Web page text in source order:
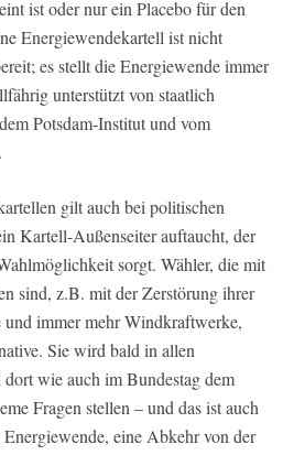
ist oder nur ein Placebo für den
Energiewendekartell ist nicht
es stellt die Energiewende immer
unterstützt von staatlich
Potsdam-Institut und vom
gilt auch bei politischen
Kartell-Außenseiter auftaucht, der
sorgt. Wähler, die mit
sind, z.B. mit der Zerstörung ihrer
immer mehr Windkraftwerke,
Sie wird bald in allen
wie auch im Bundestag dem
Fragen stellen – und das ist auch
eine Abkehr von der